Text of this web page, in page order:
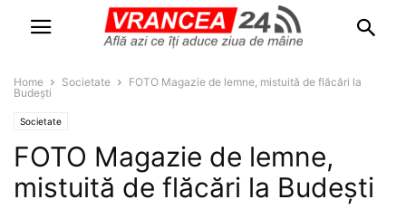
Home Societate
FOTO Magazie de lemne, mistuită de flăcări la
Budești
Societate
FOTO Magazie de lemne,
mistuită de flăcări la Budești